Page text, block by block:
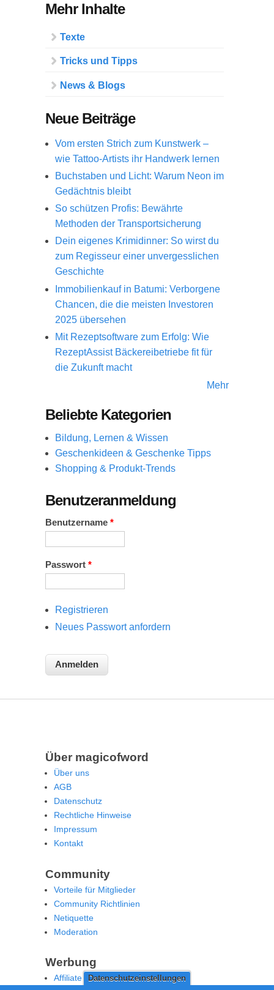
Datenschutzeinstellungen
Mehr Inhalte
Texte
Tricks und Tipps
News & Blogs
Neue Beiträge
Vom ersten Strich zum Kunstwerk –
wie Tattoo-Artists ihr Handwerk lernen
Buchstaben und Licht: Warum Neon im
Gedächtnis bleibt
So schützen Profis: Bewährte
Methoden der Transportsicherung
Dein eigenes Krimidinner: So wirst du
zum Regisseur einer unvergesslichen
Geschichte
Immobilienkauf in Batumi: Verborgene
Chancen, die die meisten Investoren
2025 übersehen
Mit Rezeptsoftware zum Erfolg: Wie
RezeptAssist Bäckereibetriebe fit für
die Zukunft macht
Mehr
Beliebte Kategorien
Bildung, Lernen & Wissen
Geschenkideen & Geschenke Tipps
Shopping & Produkt-Trends
Benutzeranmeldung
Benutzername *
Passwort *
Registrieren
Neues Passwort anfordern
Über magicofword
Über uns
AGB
Datenschutz
Rechtliche Hinweise
Impressum
Kontakt
Community
Vorteile für Mitglieder
Community Richtlinien
Netiquette
Moderation
Werbung
Affiliate Offenlegung